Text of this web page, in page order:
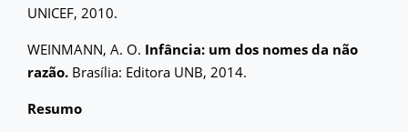
UNICEF, 2010.
WEINMANN, A. O. Infância: um dos nomes da não
razão. Brasília: Editora UNB, 2014.
Resumo